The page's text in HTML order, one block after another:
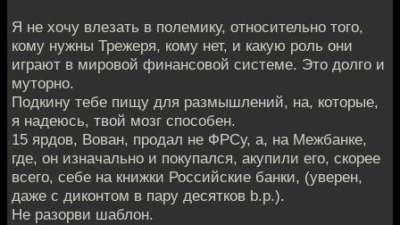
Я не хочу влезать в полемику, относительно того,
кому нужны Трежеря, кому нет, и какую роль они
играют в мировой финансовой системе. Это долго и
муторно.
Подкину тебе пищу для размышлений, на, которые,
я надеюсь, твой мозг способен.
15 ярдов, Вован, продал не ФРСу, а, на Межбанке,
где, он изначально и покупался, акупили его, скорее
всего, себе на книжки Российские банки, (уверен,
даже с диконтом в пару десятков b.p.).
Не разорви шаблон.